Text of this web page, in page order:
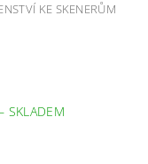
KE SKENERŮM
SKLADEM